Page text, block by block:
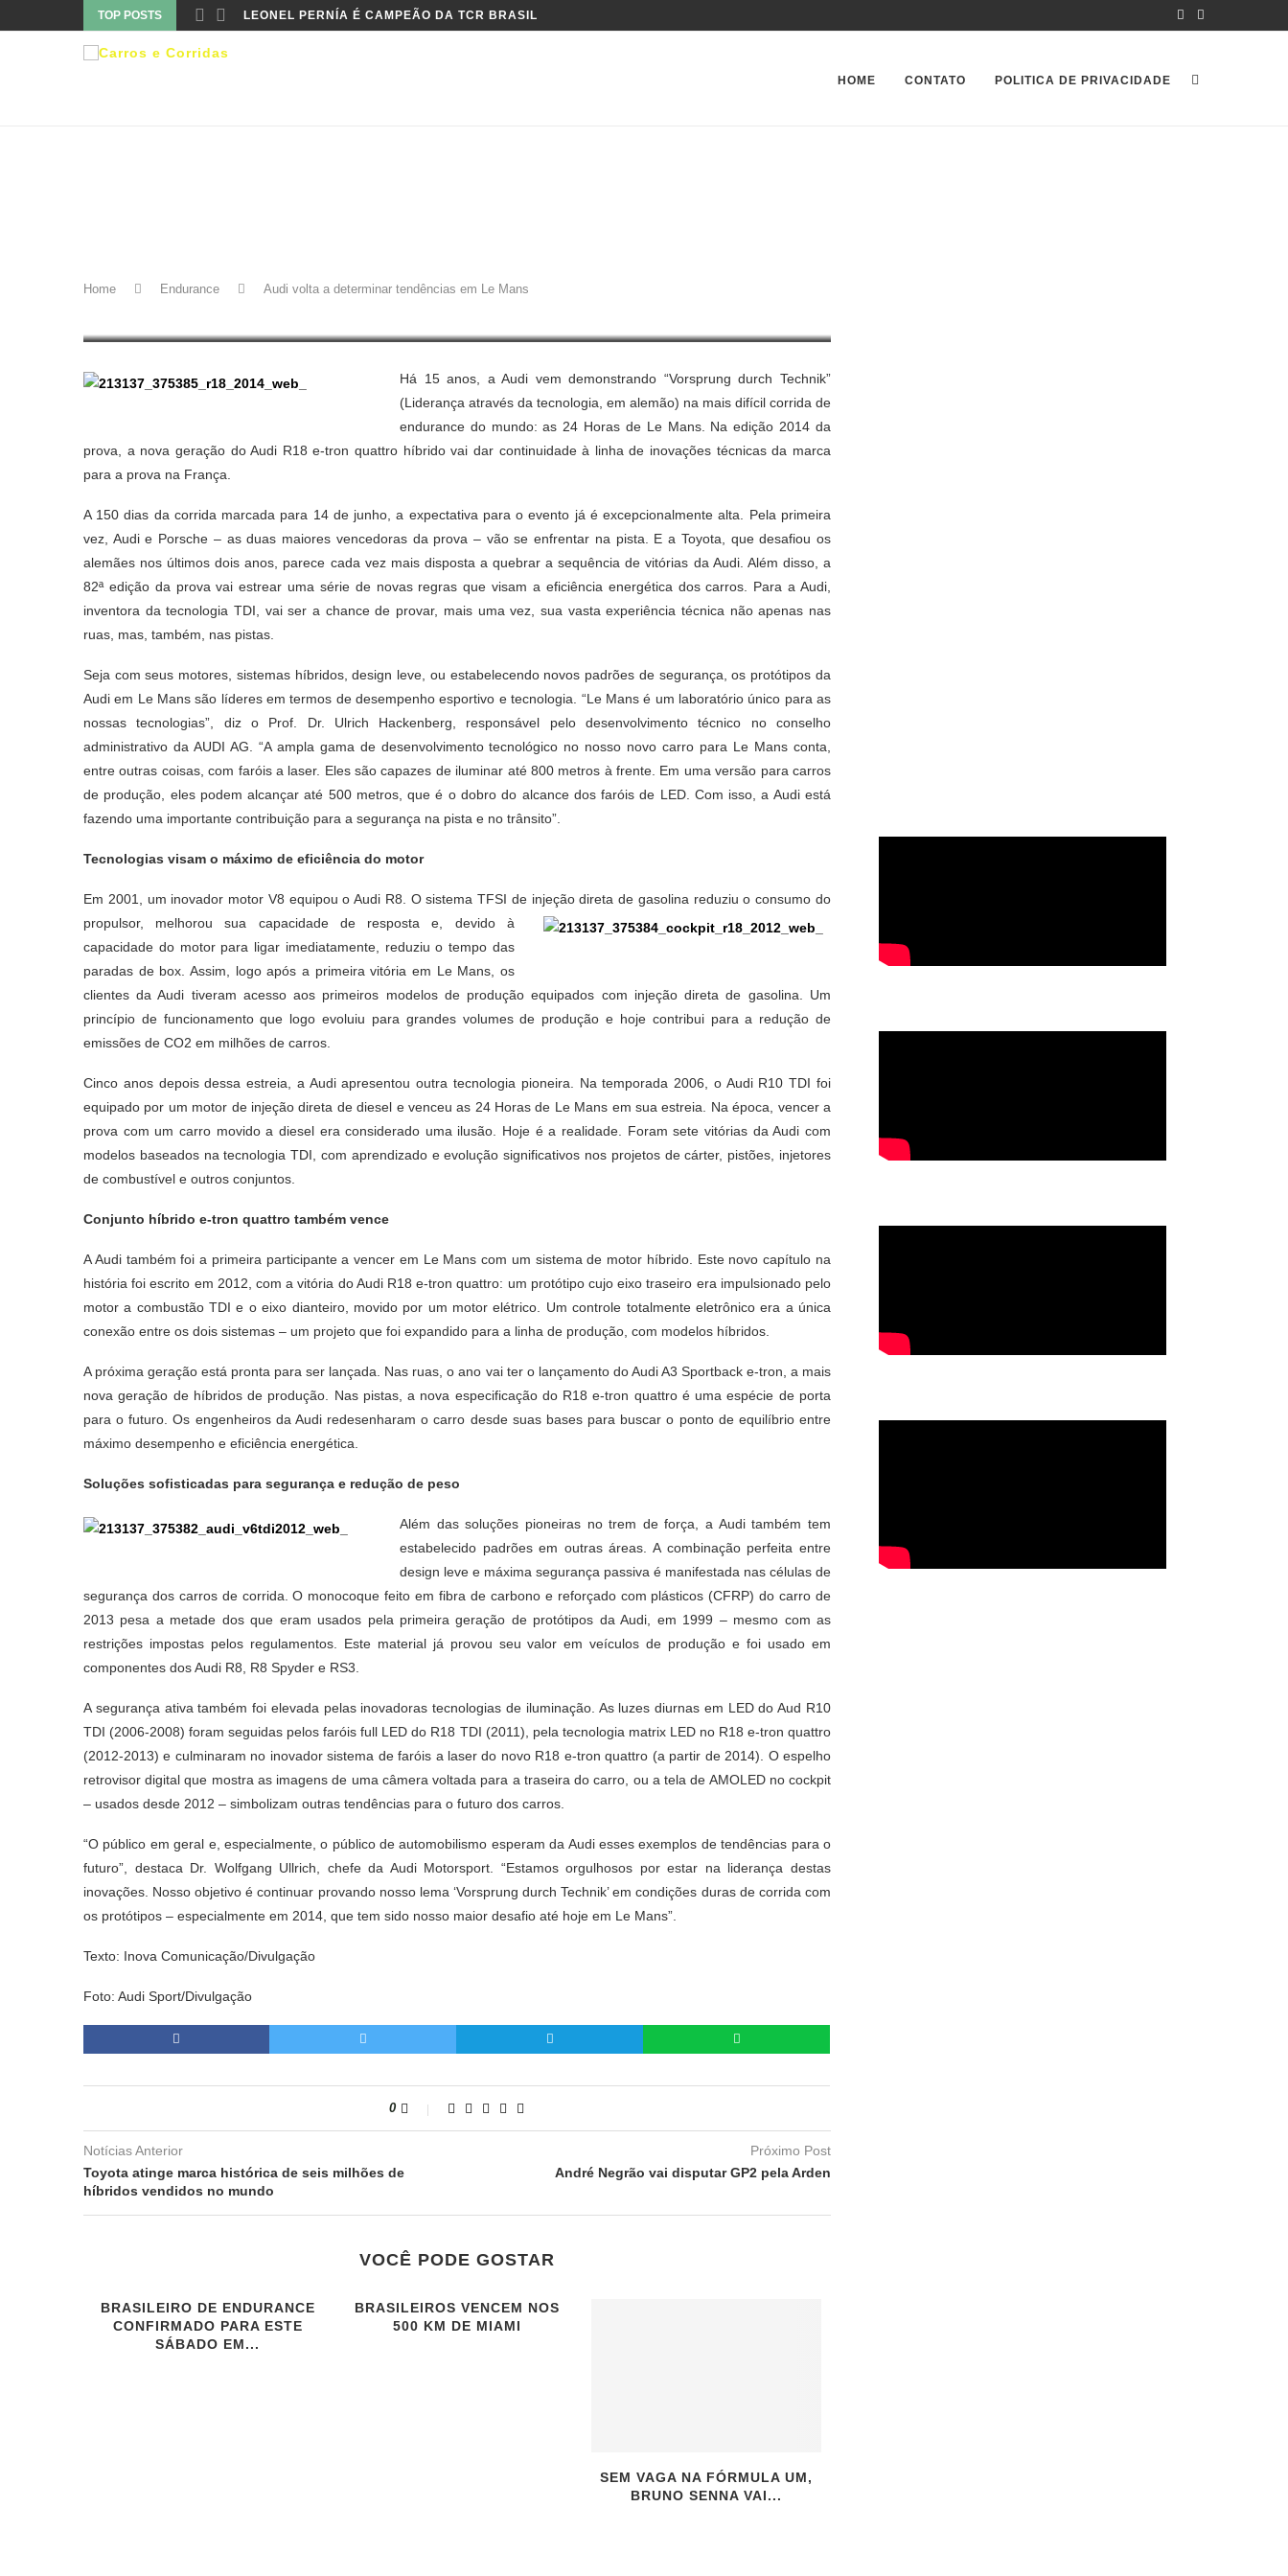
TOP POSTS LEONEL PERNÍA É CAMPEÃO DA TCR BRASIL
HOME CONTATO POLITICA DE PRIVACIDADE
Home Endurance Audi volta a determinar tendências em Le Mans
AUDI VOLTA A DETERMINAR TENDÊNCIAS EM LE MANS
Há 15 anos, a Audi vem demonstrando “Vorsprung durch Technik”
(Liderança através da tecnologia, em alemão) na mais difícil corrida de
endurance do mundo: as 24 Horas de Le Mans. Na edição 2014 da
prova, a nova geração do Audi R18 e-tron quattro híbrido vai dar continuidade à linha de inovações técnicas da marca
para a prova na França.
A 150 dias da corrida marcada para 14 de junho, a expectativa para o evento já é excepcionalmente alta. Pela primeira
vez, Audi e Porsche – as duas maiores vencedoras da prova – vão se enfrentar na pista. E a Toyota, que desafiou os
alemães nos últimos dois anos, parece cada vez mais disposta a quebrar a sequência de vitórias da Audi. Além disso, a
82ª edição da prova vai estrear uma série de novas regras que visam a eficiência energética dos carros. Para a Audi,
inventora da tecnologia TDI, vai ser a chance de provar, mais uma vez, sua vasta experiência técnica não apenas nas
ruas, mas, também, nas pistas.
Seja com seus motores, sistemas híbridos, design leve, ou estabelecendo novos padrões de segurança, os protótipos da
Audi em Le Mans são líderes em termos de desempenho esportivo e tecnologia. “Le Mans é um laboratório único para as
nossas tecnologias”, diz o Prof. Dr. Ulrich Hackenberg, responsável pelo desenvolvimento técnico no conselho
administrativo da AUDI AG. “A ampla gama de desenvolvimento tecnológico no nosso novo carro para Le Mans conta,
entre outras coisas, com faróis a laser. Eles são capazes de iluminar até 800 metros à frente. Em uma versão para carros
de produção, eles podem alcançar até 500 metros, que é o dobro do alcance dos faróis de LED. Com isso, a Audi está
fazendo uma importante contribuição para a segurança na pista e no trânsito”.
Tecnologias visam o máximo de eficiência do motor
Em 2001, um inovador motor V8 equipou o Audi R8. O sistema TFSI de injeção direta de gasolina reduziu o consumo do
propulsor, melhorou sua capacidade de resposta e, devido à
capacidade do motor para ligar imediatamente, reduziu o tempo das
paradas de box. Assim, logo após a primeira vitória em Le Mans, os
clientes da Audi tiveram acesso aos primeiros modelos de produção equipados com injeção direta de gasolina. Um
princípio de funcionamento que logo evoluiu para grandes volumes de produção e hoje contribui para a redução de
emissões de CO2 em milhões de carros.
Cinco anos depois dessa estreia, a Audi apresentou outra tecnologia pioneira. Na temporada 2006, o Audi R10 TDI foi
equipado por um motor de injeção direta de diesel e venceu as 24 Horas de Le Mans em sua estreia. Na época, vencer a
prova com um carro movido a diesel era considerado uma ilusão. Hoje é a realidade. Foram sete vitórias da Audi com
modelos baseados na tecnologia TDI, com aprendizado e evolução significativos nos projetos de cárter, pistões, injetores
de combustível e outros conjuntos.
Conjunto híbrido e-tron quattro também vence
A Audi também foi a primeira participante a vencer em Le Mans com um sistema de motor híbrido. Este novo capítulo na
história foi escrito em 2012, com a vitória do Audi R18 e-tron quattro: um protótipo cujo eixo traseiro era impulsionado pelo
motor a combustão TDI e o eixo dianteiro, movido por um motor elétrico. Um controle totalmente eletrônico era a única
conexão entre os dois sistemas – um projeto que foi expandido para a linha de produção, com modelos híbridos.
A próxima geração está pronta para ser lançada. Nas ruas, o ano vai ter o lançamento do Audi A3 Sportback e-tron, a mais
nova geração de híbridos de produção. Nas pistas, a nova especificação do R18 e-tron quattro é uma espécie de porta
para o futuro. Os engenheiros da Audi redesenharam o carro desde suas bases para buscar o ponto de equilíbrio entre
máximo desempenho e eficiência energética.
Soluções sofisticadas para segurança e redução de peso
Além das soluções pioneiras no trem de força, a Audi também tem
estabelecido padrões em outras áreas. A combinação perfeita entre
design leve e máxima segurança passiva é manifestada nas células de
segurança dos carros de corrida. O monocoque feito em fibra de carbono e reforçado com plásticos (CFRP) do carro de
2013 pesa a metade dos que eram usados pela primeira geração de protótipos da Audi, em 1999 – mesmo com as
restrições impostas pelos regulamentos. Este material já provou seu valor em veículos de produção e foi usado em
componentes dos Audi R8, R8 Spyder e RS3.
A segurança ativa também foi elevada pelas inovadoras tecnologias de iluminação. As luzes diurnas em LED do Aud R10
TDI (2006-2008) foram seguidas pelos faróis full LED do R18 TDI (2011), pela tecnologia matrix LED no R18 e-tron quattro
(2012-2013) e culminaram no inovador sistema de faróis a laser do novo R18 e-tron quattro (a partir de 2014). O espelho
retrovisor digital que mostra as imagens de uma câmera voltada para a traseira do carro, ou a tela de AMOLED no cockpit
– usados desde 2012 – simbolizam outras tendências para o futuro dos carros.
“O público em geral e, especialmente, o público de automobilismo esperam da Audi esses exemplos de tendências para o
futuro”, destaca Dr. Wolfgang Ullrich, chefe da Audi Motorsport. “Estamos orgulhosos por estar na liderança destas
inovações. Nosso objetivo é continuar provando nosso lema ‘Vorsprung durch Technik’ em condições duras de corrida com
os protótipos – especialmente em 2014, que tem sido nosso maior desafio até hoje em Le Mans”.
Texto: Inova Comunicação/Divulgação
Foto: Audi Sport/Divulgação
0
Notícias Anterior
Toyota atinge marca histórica de seis milhões de
híbridos vendidos no mundo
Próximo Post
VOCÊ PODE GOSTAR
BRASILEIRO DE ENDURANCE
CONFIRMADO PARA ESTE
SÁBADO EM...
BRASILEIROS VENCEM NOS
500 KM DE MIAMI
SEM VAGA NA FÓRMULA UM,
BRUNO SENNA VAI...